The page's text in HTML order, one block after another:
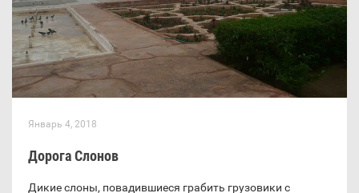
Январь 4, 2018
Дорога Слонов
Дикие слоны, повадившиеся грабить грузовики с